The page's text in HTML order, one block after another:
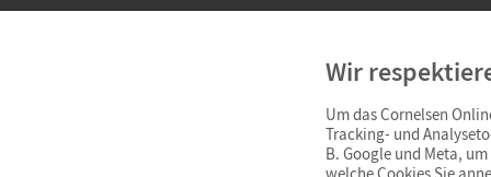
Persönliche Angebote für Lehrkräfte
Sicheres Einkaufen mit SSL-Verschlüsselung
Wir
Um das Cornelsen
Tracking- und
B. Google und Meta,